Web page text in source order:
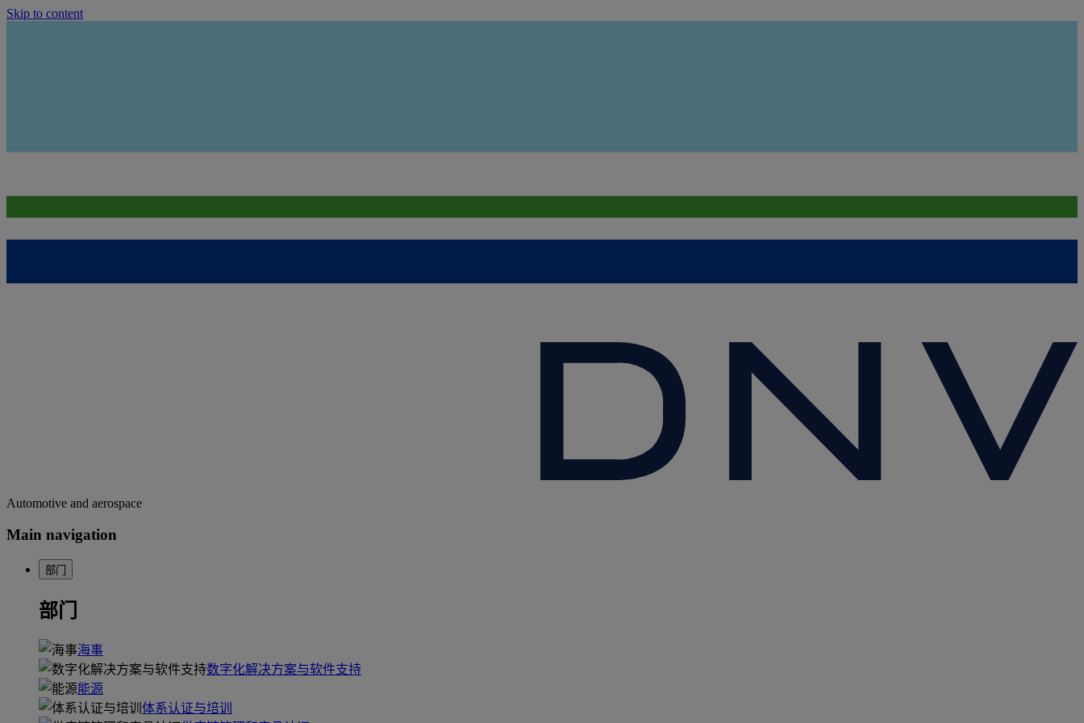
Skip to content
Automotive and aerospace
Main navigation
部门
部门
海事
数字化解决方案与软件支持
能源
体系认证与培训